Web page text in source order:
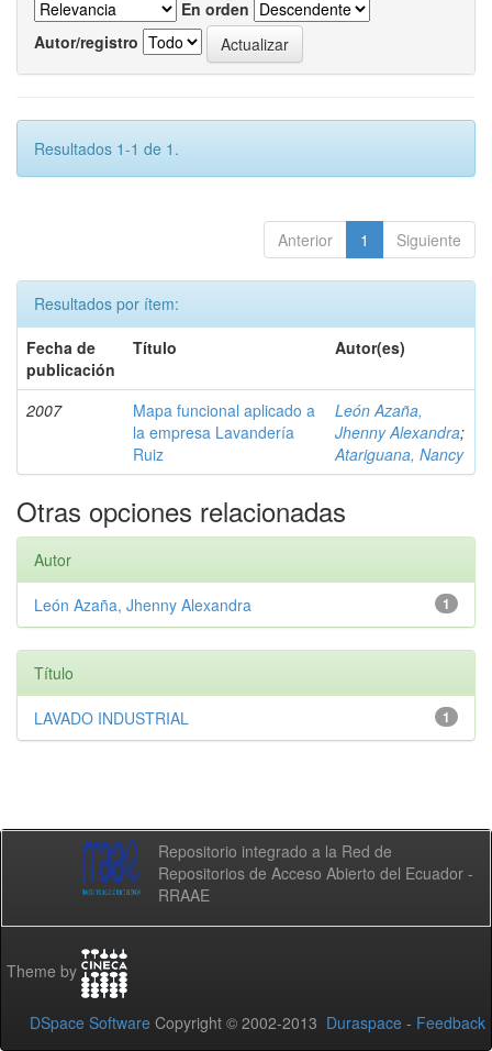
En orden
Autor/registro
Resultados 1-1 de 1.
Anterior 1 Siguiente
Resultados por ítem:
Fecha de
publicación
Título Autor(es)
2007
Mapa funcional aplicado a
la empresa Lavandería
Ruiz
León Azaña,
Jhenny Alexandra;
Atariguana, Nancy
Otras opciones relacionadas
Autor
1
León Azaña, Jhenny Alexandra
Título
1
LAVADO INDUSTRIAL
Repositorio integrado a la Red de
Repositorios de Acceso Abierto del Ecuador -
RRAAE
Theme by
DSpace Software Copyright © 2002-2013 Duraspace - Feedback